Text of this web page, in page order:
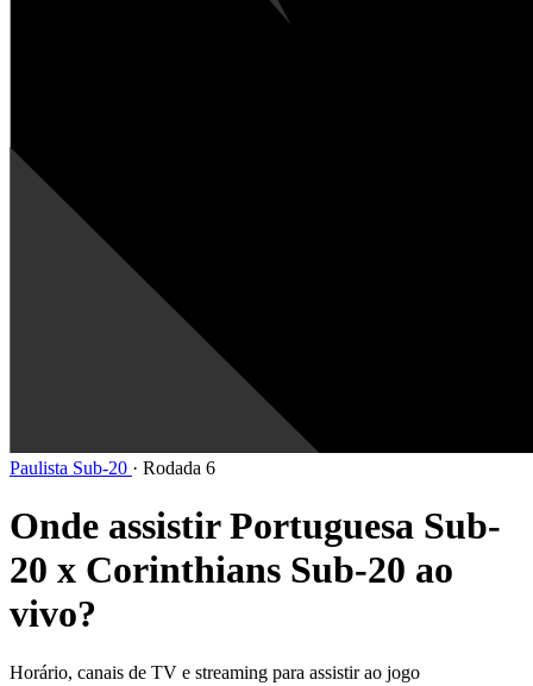
Paulista Sub-20 · Rodada 6
Onde assistir Portuguesa Sub-
20 x Corinthians Sub-20 ao
vivo?
Horário, canais de TV e streaming para assistir ao jogo